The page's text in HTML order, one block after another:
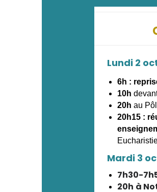
Lundi 2
6h :
10h
20h au
20h15 :
Mardi 3
7h30-
20h à